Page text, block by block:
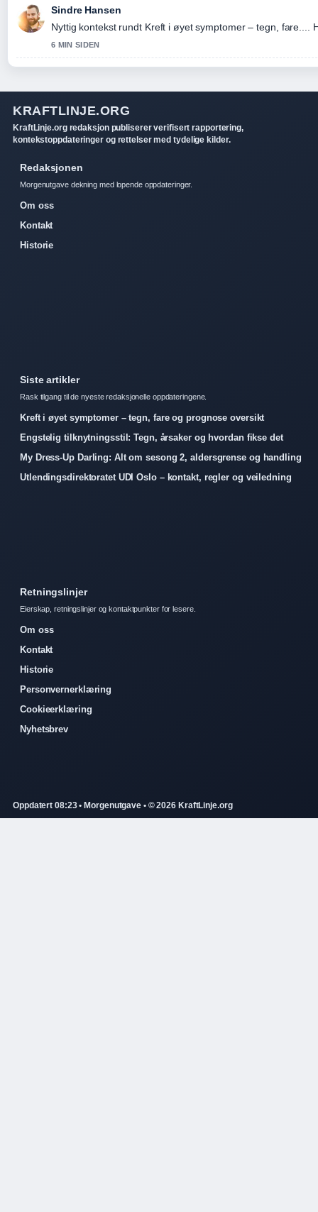
Sindre Hansen
Nyttig kontekst rundt Kreft i øyet symptomer – tegn, fare....
6 MIN SIDEN
KRAFTLINJE.ORG
KraftLinje.org redaksjon publiserer verifisert rapportering,
kontekstoppdateringer og rettelser med tydelige kilder.
Redaksjonen
Morgenutgave dekning med lopende oppdateringer.
Om oss
Kontakt
Historie
Siste artikler
Rask tilgang til de nyeste redaksjonelle oppdateringene.
Kreft i øyet symptomer – tegn, fare og prognose oversikt
Engstelig tilknytningsstil: Tegn, årsaker og hvordan fikse det
My Dress-Up Darling: Alt om sesong 2, aldersgrense og handling
Utlendingsdirektoratet UDI Oslo – kontakt, regler og veiledning
Retningslinjer
Eierskap, retningslinjer og kontaktpunkter for lesere.
Om oss
Kontakt
Historie
Personvernerklæring
Cookieerklæring
Nyhetsbrev
Oppdatert 08:23 • Morgenutgave • © 2026 KraftLinje.org